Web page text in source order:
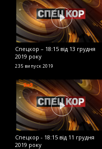
Спецкор – 18:15 від 13 грудня
2019 року
235 випуск 2019
Спецкор - 18:15 від 11 грудня
2019 року